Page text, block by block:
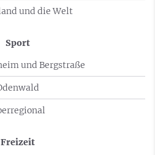
und die Welt
Sport
und Bergstraße
Freizeit